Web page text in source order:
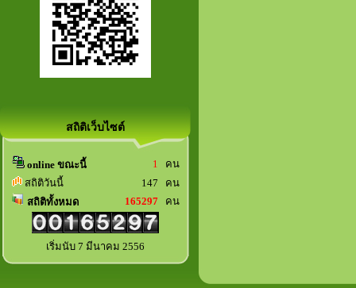
สถิติเว็บไซต์
online ขณะนี้ 1 คน
สถิติวันนี้
147 คน
สถิติทั้งหมด
165297คน
เริ่มนับ 7 มีนาคม 2556